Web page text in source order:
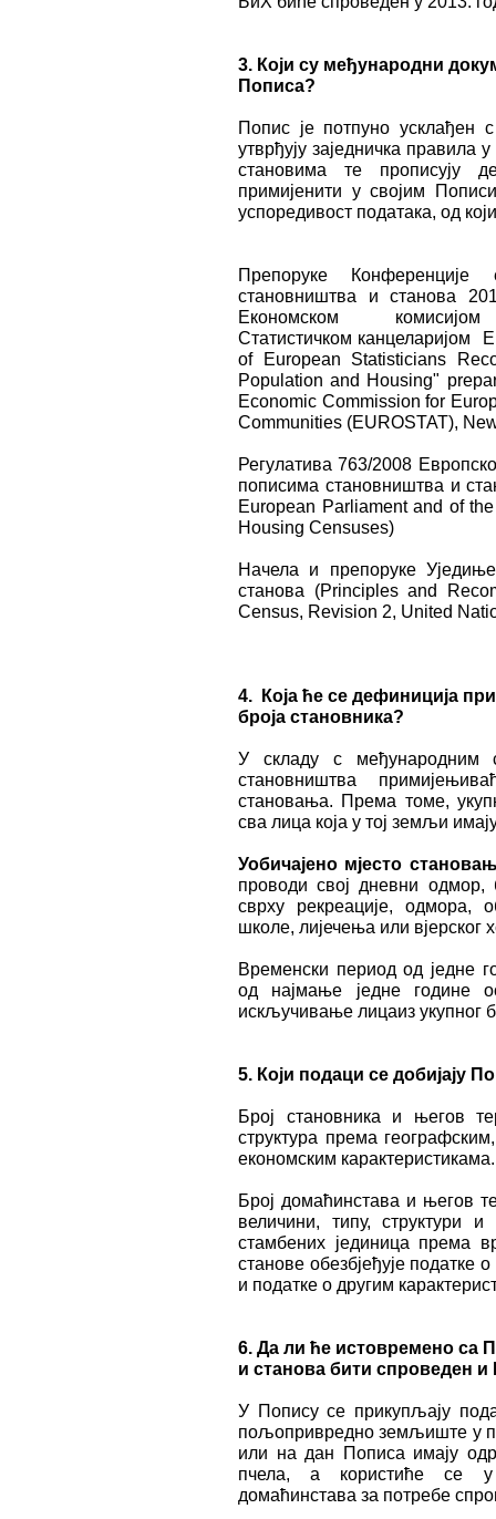
3. Који су међународни
Пописа?
Попис је потпуно усклађен
утврђују заједничка
становима те прописују
примијенити у својим
успоредивост података, од
Препоруке Конференције
становништва и станова
Економском
Статистичкoм канцеларијом
of European Statisticians
Population and Housing"
Economic Commission for
Communities (EUROSTAT),
Регулатива 763/2008
пописима становништва и
European Parliament and of
Housing Censuses)
Начела и препоруке
станова (Principles and
Census, Revision 2, United
4. Која ће се дефиниција
броја становника?
У складу с међународним
становништва
становања. Према томе,
сва лица која у тој земљи
Уобичајено мјесто
проводи свој дневни одмор,
сврху рекреације, одмора,
школе, лијечења или вјерског
Временски период од једне
од најмање једне године
искључивање лицаиз укупног
5. Који подаци се добијају
Број становника и његов
структура према
економским карактеристикама.
Број домаћинстава и његов
величини, типу, структури
стамбених јединица према
станове обезбјеђује податке
и податке о другим
6. Да ли ће истовремено са
и станова бити спроведен
У Попису се прикупљају
пољопривредно земљиште у
или на дан Пописа имају
пчела, а користиће се у
домаћинстава за потребе